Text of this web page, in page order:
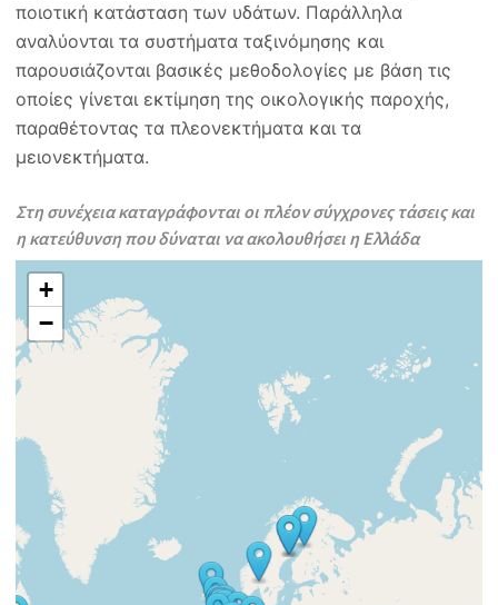
ποιοτική κατάσταση των υδάτων. Παράλληλα
αναλύονται τα συστήματα ταξινόμησης και
παρουσιάζονται βασικές μεθοδολογίες με βάση τις
οποίες γίνεται εκτίμηση της οικολογικής παροχής,
παραθέτοντας τα πλεονεκτήματα και τα
μειονεκτήματα.
Στη συνέχεια καταγράφονται οι πλέον σύγχρονες τάσεις και
η κατεύθυνση που δύναται να ακολουθήσει η Ελλάδα
+
−